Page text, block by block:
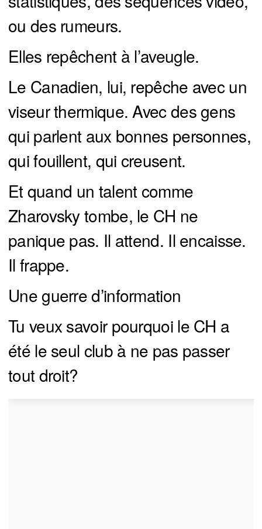
ou des rumeurs.
Elles repêchent à l’aveugle.
Le Canadien, lui, repêche avec un
viseur thermique. Avec des gens
qui parlent aux bonnes personnes,
qui fouillent, qui creusent.
Et quand un talent comme
Zharovsky tombe, le CH ne
panique pas. Il attend. Il encaisse.
Il frappe.
Une guerre d’information
Tu veux savoir pourquoi le CH a
été le seul club à ne pas passer
tout droit?